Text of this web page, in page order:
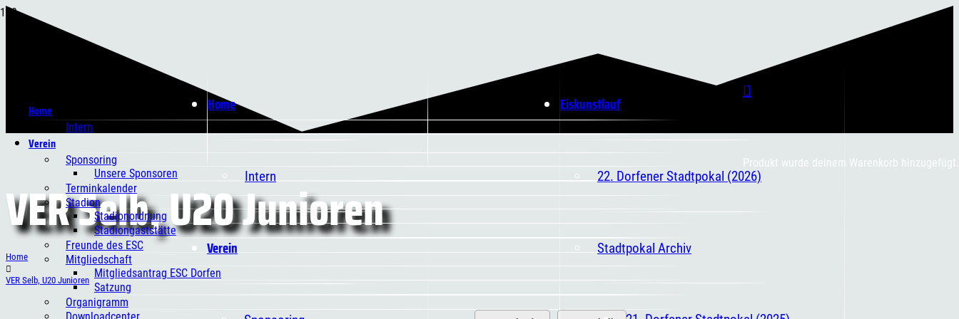
Eiskunstlauf
22. Dorfener Stadtpokal (2026)
Stadtpokal Archiv
Home
Intern
Verein
Produkt wurde deinem Warenkorb hinzugefügt.
Home
Intern
Verein
Sponsoring
Unsere Sponsoren
Terminkalender
Stadion
Stadionordnung
Stadiongaststätte
Freunde des ESC
Mitgliedschaft
Mitgliedsantrag ESC Dorfen
Satzung
Organigramm
VER Selb, U20 Junioren
Home
VER Selb, U20 Junioren